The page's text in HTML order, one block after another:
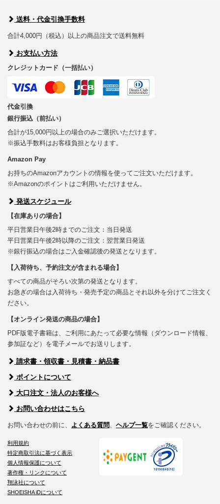
送料・代金引換手数料
合計4,000円（税込）以上の商品注文で送料無料
お支払い方法
クレジットカード（一括払い）
代金引換
銀行振込（前払い）
合計が15,000円以上の場合のみご選択いただけます。
※振込手数料はお客様負担となります。
Amazon Pay
お持ちのAmazonアカウントの情報を使ってご注文いただけます。
※Amazonのポイントはご利用いただけません。
発送スケジュール
【在庫ありの場合】
平日営業日午後2時までのご注文：当日発送
平日営業日午後2時以降のご注文：翌営業日発送
※銀行振込の場合はご入金確認後の発送となります。
【入荷待ち、予約注文が含まれる場合】
すべての商品がそろい次第の発送となります。
お急ぎの場合は入荷待ち・発売予定の商品とそれ以外を分けてご注文く
ださい。
【オンライン発送の商品の場合】
PDF版電子書籍は、ご利用にあたって必要な情報（ダウンロード情報、
参加証など）を電子メールでお送りします。
請求書・領収書・見積書・納品書
ポイントについて
大口注文・法人のお客様へ
お問い合わせはこちら
お問い合わせの前に、 よくある質問 ヘルプ一覧をご確認ください。
利用規約
特定商取引法に基づく表示
個人情報保護について
著作権・リンクについて
翔泳社について
SHOEISHA iDについて